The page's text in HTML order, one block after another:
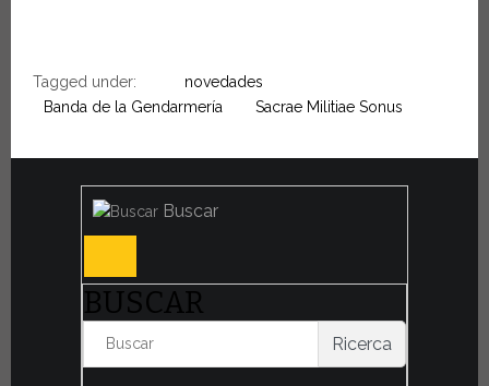
Tagged under:
novedades
Banda de la Gendarmería
Sacrae Militiae Sonus
Buscar
BUSCAR
Ricerca